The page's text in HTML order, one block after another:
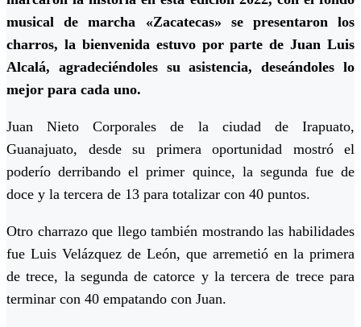
musical de marcha «Zacatecas» se presentaron los
charros, la bienvenida estuvo por parte de Juan Luis
Alcalá, agradeciéndoles su asistencia, deseándoles lo
mejor para cada uno.
Juan Nieto Corporales de la ciudad de Irapuato,
Guanajuato, desde su primera oportunidad mostró el
poderío derribando el primer quince, la segunda fue de
doce y la tercera de 13 para totalizar con 40 puntos.
Otro charrazo que llego también mostrando las habilidades
fue Luis Velázquez de León, que arremetió en la primera
de trece, la segunda de catorce y la tercera de trece para
terminar con 40 empatando con Juan.